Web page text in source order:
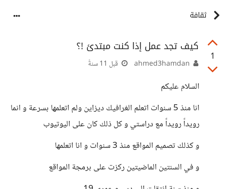
ثقافة
1
كيف تجد عمل إذا كنت مبتدئ !؟
قبل 11 سنةً
السلام عليكم
انا منذ 5 سنوات اتعلم الغرافيك ديزاين ولم اتعلمها بسرعة و انما
رويداً رويداً مع دراستي و كل ذلك كان على اليوتيوب
و كذلك تصميم المواقع منذ 3 سنوات و انا اتعلمها
و في السنتين الماضيتين ركزت على برمجة المواقع